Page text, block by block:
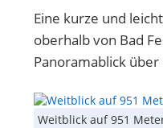
Eine kurze und
oberhalb von Bad
Panoramablick
Weitblick auf 951